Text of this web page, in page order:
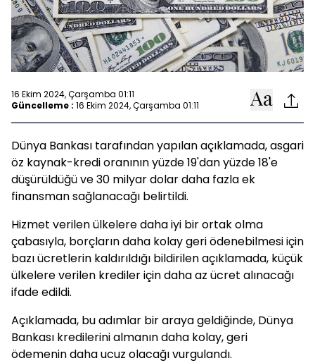
16 Ekim 2024, Çarşamba 01:11
Güncelleme : 16 Ekim 2024, Çarşamba 01:11
Dünya Bankası tarafından yapılan açıklamada, asgari
öz kaynak-kredi oranının yüzde 19'dan yüzde 18'e
düşürüldüğü ve 30 milyar dolar daha fazla ek
finansman sağlanacağı belirtildi.
Hizmet verilen ülkelere daha iyi bir ortak olma
çabasıyla, borçların daha kolay geri ödenebilmesi için
bazı ücretlerin kaldırıldığı bildirilen açıklamada, küçük
ülkelere verilen krediler için daha az ücret alınacağı
ifade edildi.
Açıklamada, bu adımlar bir araya geldiğinde, Dünya
Bankası kredilerini almanın daha kolay, geri
ödemenin daha ucuz olacağı vurgulandı.